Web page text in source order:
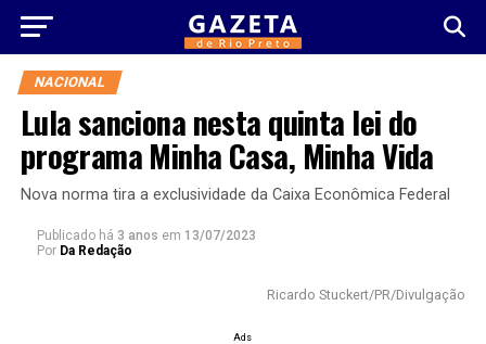
NACIONAL
Lula sanciona nesta quinta lei do
programa Minha Casa, Minha Vida
Nova norma tira a exclusividade da Caixa Econômica Federal
Publicado há 3 anos em 13/07/2023
Por Da Redação
Ricardo Stuckert/PR/Divulgação
Ads